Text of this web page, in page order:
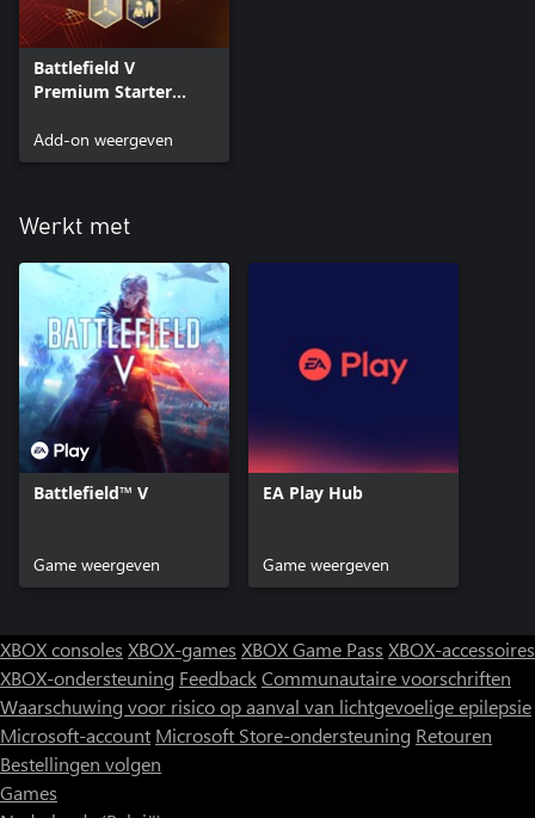
Battlefield V
Premium Starter
Add-on weergeven
Werkt met
Battlefield™ V
Game weergeven
EA Play Hub
Game weergeven
XBOX consoles XBOX-games XBOX Game Pass XBOX-accessoires
XBOX-ondersteuning FeedbackCommunautaire voorschriften
Waarschuwing voor risico op aanval van lichtgevoelige epilepsie
Microsoft-account Microsoft Store-ondersteuning Retouren
Bestellingen volgen
Games